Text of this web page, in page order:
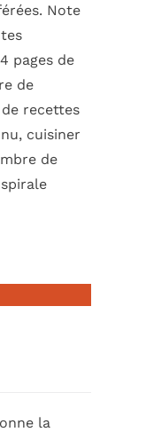
Note
pages de
de
recettes
cuisiner
de
la